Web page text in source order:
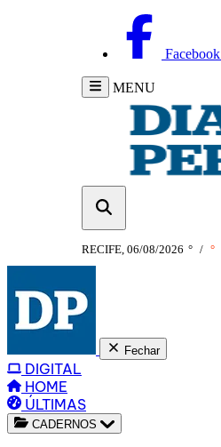
Facebook
MENU
RECIFE, 06/08/2026 ° / °
Fechar
DIGITAL
HOME
ÚLTIMAS
CADERNOS